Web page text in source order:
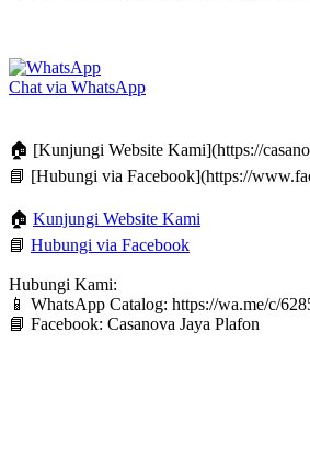
Chat via WhatsApp
🏠 [Kunjungi Website Kami](https://
📘 [Hubungi via Facebook](https://
🏠 Kunjungi Website Kami
📘 Hubungi via Facebook
Hubungi Kami:
📱 WhatsApp Catalog: https://wa.me/c/
📘 Facebook: Casanova Jaya Plafon